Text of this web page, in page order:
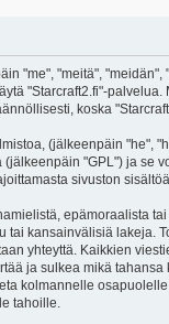
"me", "meitä",
"Starcraft2.fi"-
koska
(jälkeenpäin "he",
(jälkeenpäin "GPL") ja se
sivuston
epämoraalista
tai kansainvälisiä lakeja.
yhteyttä. Kaikkien
ja sulkea mikä
kolmannelle
tahoille.